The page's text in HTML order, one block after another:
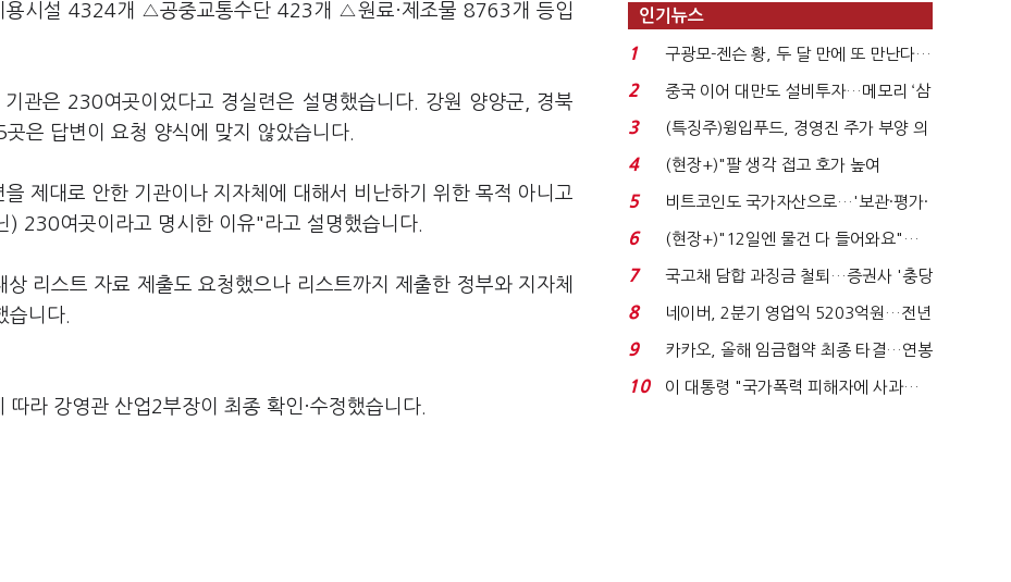
용시설 4324개 △공중교통수단 423개 △원료·제조물 8763개 등입
관은 230여곳이었다고 경실련은 설명했습니다. 강원 양양군, 경북
은 답변이 요청 양식에 맞지 않았습니다.
제대로 안한 기관이나 지자체에 대해서 비난하기 위한 목적 아니고
230여곳이라고 명시한 이유"라고 설명했습니다.
리스트 자료 제출도 요청했으나 리스트까지 제출한 정부와 지자체
니다.
라 강영관 산업2부장이 최종 확인·수정했습니다.
인기뉴스
1
구광모-젠슨 황, 두 달 만에 또 만난다…
로봇·AI 등 논...
2
중국 이어 대만도 설비투자…메모리 ‘삼
국전쟁’
3
(특징주)윙입푸드, 경영진 주가 부양 의
지에 상한가...
4
(현장+)"팔 생각 접고 호가 높여
요"…'덜 똘똘한 한 채' 20...
5
비트코인도 국가자산으로…'보관·평가·
처분' 기준은 ...
6
(현장+)"12일엔 물건 다 들어와요"…
빈 매대 채우며 문 연 ...
7
국고채 담합 과징금 철퇴…증권사 '충당
금 폭탄' 우려...
8
네이버, 2분기 영업익 5203억원…전년
비 0.2% 감소...
9
카카오, 올해 임금협약 최종 타결…연봉
6.3% 인상·격려...
10
이 대통령 "국가폭력 피해자에 사과…